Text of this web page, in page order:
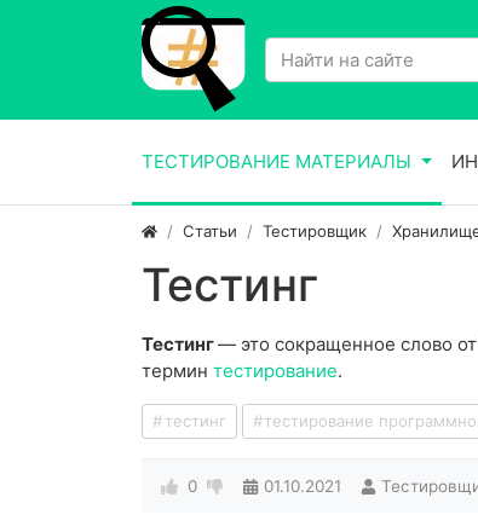
ТЕСТИРОВАНИЕ МАТЕРИАЛЫ
Статьи Тестировщик
Тестинг
Тестинг— это сокращенное слово
термин тестирование.
тестинг тестирование
0 01.10.2021